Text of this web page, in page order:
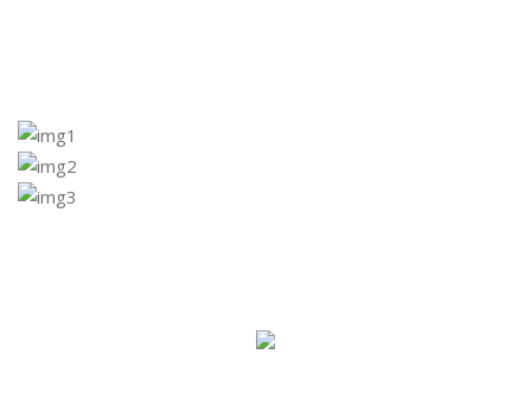
Salta [Cocoon] Custom HTML